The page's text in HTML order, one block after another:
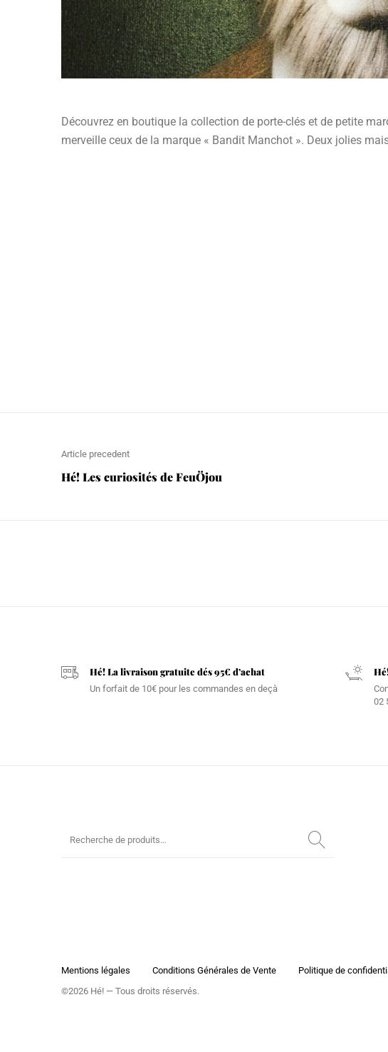
Découvrez en boutique la collection de porte-clés et de petite
merveille ceux de la marque « Bandit Manchot ». Deux jolies
Article precedent
Hé! Les curiosités de FeuÖjou
Hé! La livraison gratuite dés 95€ d’achat
Un forfait de 10€ pour les commandes en deçà
02
Mentions légales Conditions Générales de Vente
Politique de
©2026 Hé! — Tous droits réservés.